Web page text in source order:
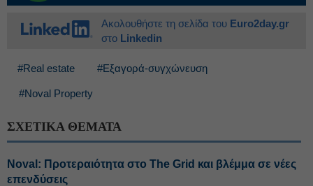
Ακολουθήστε τη σελίδα του Euro2day.gr
στο Linkedin
#Real estate #Εξαγορά-συγχώνευση
#Noval Property
ΣΧΕΤΙΚΑ ΘΕΜΑΤΑ
Noval: Προτεραιότητα στο The Grid και βλέμμα σε νέες
επενδύσεις